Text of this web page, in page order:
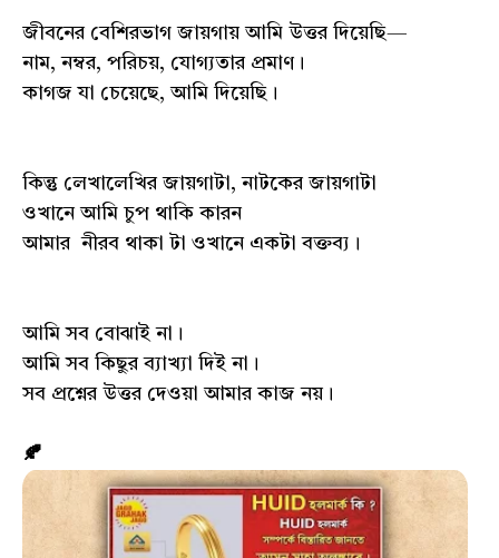
জীবনের বেশিরভাগ জায়গায় আমি উত্তর দিয়েছি—
নাম, নম্বর, পরিচয়, যোগ্যতার প্রমাণ।
কাগজ যা চেয়েছে, আমি দিয়েছি।
কিন্তু লেখালেখির জায়গাটা, নাটকের জায়গাটা
ওখানে আমি চুপ থাকি কারন
আমার নীরব থাকা টা ওখানে একটা বক্তব্য।
আমি সব বোঝাই না।
আমি সব কিছুর ব্যাখ্যা দিই না।
সব প্রশ্নের উত্তর দেওয়া আমার কাজ নয়।
🍂